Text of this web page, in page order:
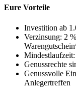
Eure Vorteile
Investition ab
Verzinsung: 2
Mindestlaufzeit:
Genussrechte
Genussvolle
Anlegertreffen